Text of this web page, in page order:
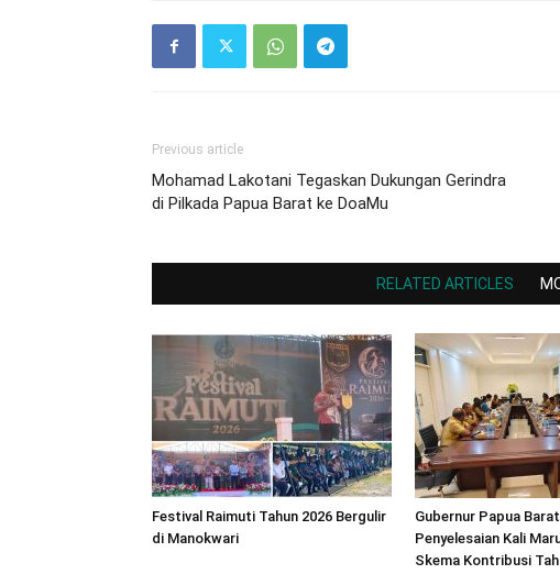
Previous article
Mohamad Lakotani Tegaskan Dukungan Gerindra
di Pilkada Papua Barat ke DoaMu
RELATED ARTICLES
Festival Raimuti Tahun 2026 Bergulir
di Manokwari
Gubernur Papua
Penyelesaian Kali
Skema Kontribusi